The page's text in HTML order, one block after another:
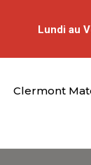
Lundi au
Clermont